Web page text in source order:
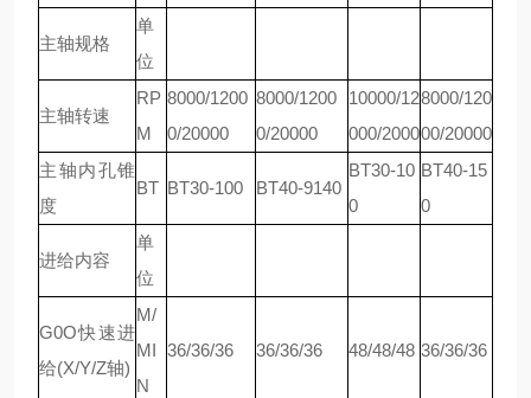
主轴规格
单
位
主轴转速
RP
M
8000/1200
0/20000
8000/1200
0/20000
10000/12
000/2000
8000/120
00/20000
主轴内孔锥
度
BT BT30-100 BT40-9140
BT30-10
0
BT40-15
0
进给内容
单
位
G0O快速进
给(X/Y/Z轴)
M/
MI
N
36/36/36 36/36/36 48/48/48 36/36/36